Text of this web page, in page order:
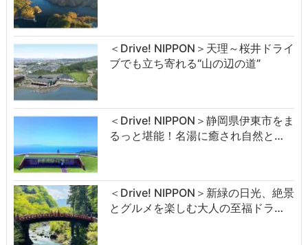
＜Drive! NIPPON＞天理～桜井ドライ
ブでも立ち寄れる“山の辺の道”
＜Drive! NIPPON＞静岡県伊東市をま
るっと堪能！名湯に癒され自然と…
＜Drive! NIPPON＞新緑の日光、絶景
とグルメを楽しむ大人の至福ドラ…